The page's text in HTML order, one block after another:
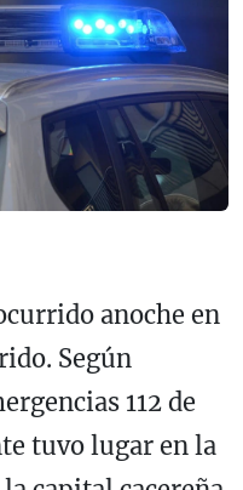
anoche en
Según
112 de
tuvo lugar en la